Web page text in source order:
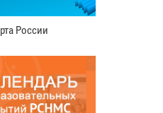
России